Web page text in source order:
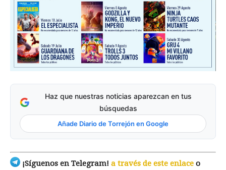
Haz que nuestras noticias aparezcan en tus
búsquedas
Añade Diario de Torrejón en Google
¡Síguenos en Telegram! a través de este enlace o